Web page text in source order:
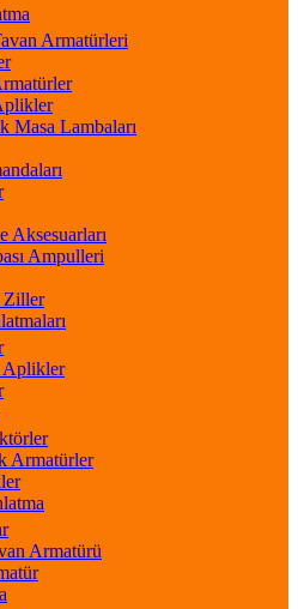
Armatürleri
Masa Lambaları
Aksesuarları
Ampulleri
Ziller
Aplikler
Armatürler
Armatürü